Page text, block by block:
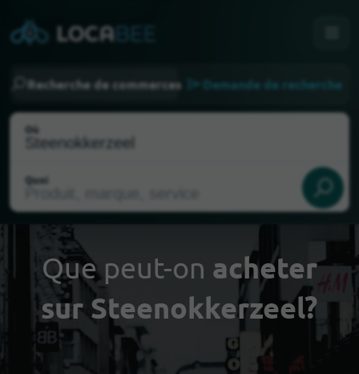
Recherche de commerces Demande de recherche
Où
Quoi
Choisir ma localisation
Que peut-on acheter
sur Steenokkerzeel?